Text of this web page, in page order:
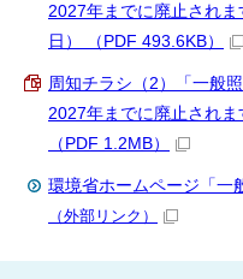
2027年までに廃止され
日） （PDF 493.6KB）
周知チラシ（2）「一般
2027年までに廃止されま
（PDF 1.2MB）
環境省ホームページ「一
（外部リンク）